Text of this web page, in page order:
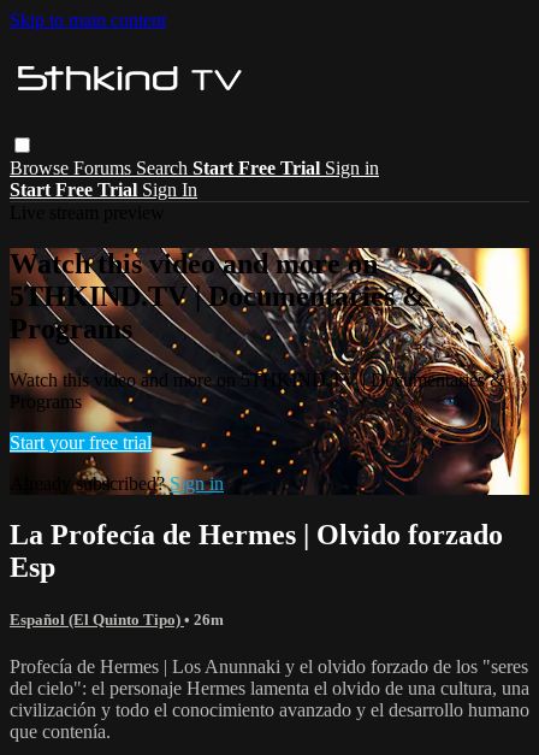
Skip to main content
Browse Forums Search Start Free Trial Sign in
Start Free Trial Sign In
Watch this video and more on
5THKIND.TV | Documentaries &
Programs
Watch this video and more on 5THKIND.TV | Documentaries &
Programs
Start your free trial
Already subscribed?Sign in
La Profecía de Hermes | Olvido forzado
Esp
Español (El Quinto Tipo) • 26m
Profecía de Hermes | Los Anunnaki y el olvido forzado de los "seres
del cielo": el personaje Hermes lamenta el olvido de una cultura, una
civilización y todo el conocimiento avanzado y el desarrollo humano
que contenía.